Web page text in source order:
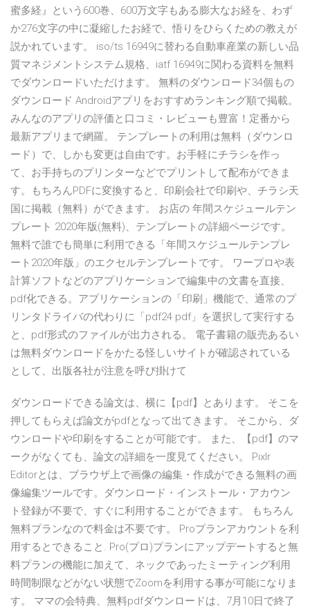
蜜多経』という600巻、600万文字もある膨大なお経を、わず
か276文字の中に凝縮したお経で、悟りをひらくための教えが
説かれています。 iso/ts 16949に替わる自動車産業の新しい品
質マネジメントシステム規格、iatf 16949に関わる資料を無料
でダウンロードいただけます。 無料のダウンロード34個もの
ダウンロード Androidアプリをおすすめランキング順で掲載。
みんなのアプリの評価と口コミ・レビューも豊富！定番から
最新アプリまで網羅。 テンプレートの利用は無料（ダウンロ
ード）で、しかも変更は自由です。お手軽にチラシを作っ
て、お手持ちのプリンターなどでプリントして配布ができま
す。もちろんPDFに変換すると、印刷会社で印刷や、チラシ天
国に掲載（無料）ができます。 お店の 年間スケジュールテン
プレート 2020年版(無料)、テンプレートの詳細ページです。
無料で誰でも簡単に利用できる「年間スケジュールテンプレ
ート2020年版」のエクセルテンプレートです。 ワープロや表
計算ソフトなどのアプリケーションで編集中の文書を直接、
pdf化できる。アプリケーションの「印刷」機能で、通常のプ
リンタドライバの代わりに「pdf24 pdf」を選択して実行する
と、pdf形式のファイルが出力される。 電子書籍の販売あるい
は無料ダウンロードをかたる怪しいサイトが確認されている
として、出版各社が注意を呼び掛けて
ダウンロードできる論文は、横に【pdf】とあります。 そこを
押してもらえば論文がpdfとなって出てきます。 そこから、ダ
ウンロードや印刷をすることが可能です。 また、【pdf】のマ
ークがなくても、論文の詳細を一度見てください。 Pixlr
Editorとは、ブラウザ上で画像の編集・作成ができる無料の画
像編集ツールです。ダウンロード・インストール・アカウン
ト登録が不要で、すぐに利用することができます。 もちろん
無料プランなので料金は不要です。 Proプランアカウントを利
用するとできること. Pro(プロ)プランにアップデートすると無
料プランの機能に加えて、ネックであったミーティング利用
時間制限などがない状態でZoomを利用する事が可能になりま
す。 ママの会特典、無料pdfダウンロードは、7月10日で終了